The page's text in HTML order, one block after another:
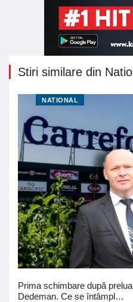
Stiri similare din
NATIONAL
Prima schimbare după
Dedeman. Ce se întâmpl…